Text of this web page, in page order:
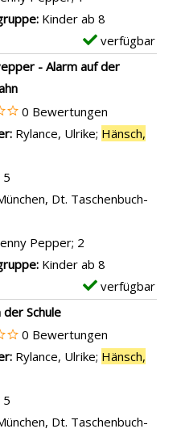
Kinder ab 8
verfügbar
- Alarm auf der
0 Bewertungen
Rylance, Ulrike; Hänsch,
Dt. Taschenbuch-
Pepper; 2
Kinder ab 8
verfügbar
der Schule
0 Bewertungen
Rylance, Ulrike; Hänsch,
Dt. Taschenbuch-